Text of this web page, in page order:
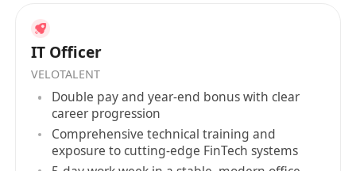
IT Officer
VELOTALENT
Double pay and year-end bonus with clear
career progression
Comprehensive technical training and
exposure to cutting-edge FinTech systems